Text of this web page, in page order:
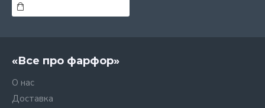
«Все про фарфор»
О нас
Доставка